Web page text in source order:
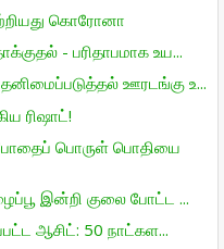
கொரோனா
- பரிதாபமாக உய...
ஊரடங்கு உ...
ரிஷாட்!
போதைப் பொருள் பொதியை
இன்றி குலை போட்ட ...
ஆசிட்: 50 நாட்கள...